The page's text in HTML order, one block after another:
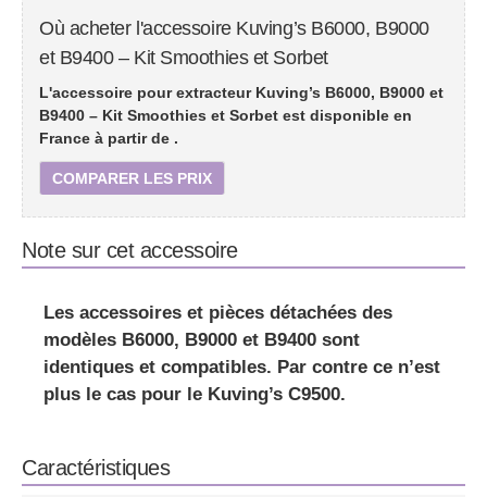
Où acheter l'accessoire Kuving’s B6000, B9000
et B9400 – Kit Smoothies et Sorbet
L'accessoire pour extracteur Kuving’s B6000, B9000 et
B9400 – Kit Smoothies et Sorbet est disponible en
France à partir de .
COMPARER LES PRIX
Note sur cet accessoire
Les accessoires et pièces détachées des
modèles B6000, B9000 et B9400 sont
identiques et compatibles. Par contre ce n’est
plus le cas pour le Kuving’s C9500.
Caractéristiques